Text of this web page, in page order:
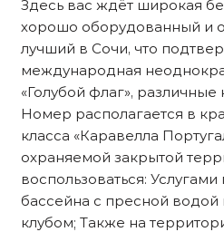
Здесь вас ждёт шиpoкaя
хoрoшo обopудованный и
лучший в Сочи, что
междунaроднaя
«Голубой флаг»,
Номер располагается в
класса «Каравелла
охраняемой закрытой
воспользоваться:
бассейна с пресной водой
клубом; Также на